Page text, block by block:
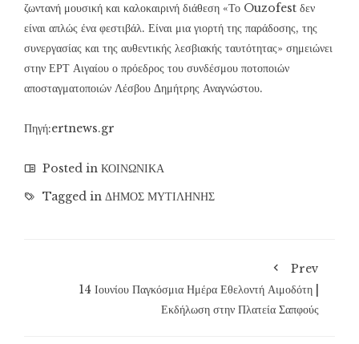
ζωντανή μουσική και καλοκαιρινή διάθεση «Το Ouzofest δεν
είναι απλώς ένα φεστιβάλ. Είναι μια γιορτή της παράδοσης, της
συνεργασίας και της αυθεντικής λεσβιακής ταυτότητας» σημειώνει
στην ΕΡΤ Αιγαίου ο πρόεδρος του συνδέσμου ποτοποιών
αποσταγματοποιών Λέσβου Δημήτρης Αναγνώστου.
Πηγή:ertnews.gr
Posted in ΚΟΙΝΩΝΙΚΑ
Tagged in ΔΗΜΟΣ ΜΥΤΙΛΗΝΗΣ
Prev
14 Ιουνίου Παγκόσμια Ημέρα Εθελοντή Αιμοδότη |
Εκδήλωση στην Πλατεία Σαπφούς